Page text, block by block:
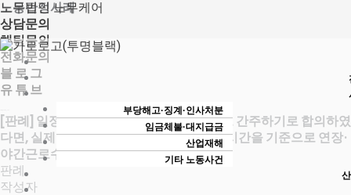
콘
텐
츠
로
건
너
기
노무법인 노무케어
부당해고·징계·인사처분
임금체불·대지급금
산업재해
기타 노동사건
노동판정사례
상담문의
채팅문의
전화문의
블 로 그
유 튜 브
[판례] 일정 시간을 연장·야간근로시간으로 간주하기로 합의하였
다면, 실제 근로시간이 미달하더라도 보장시간을 기준으로 연장·
야간근로수당을 산정하여야 한다
판례
작성자